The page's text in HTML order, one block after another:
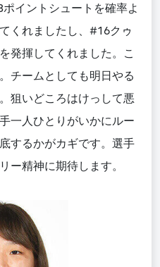
イントシュートを確率よ
くれましたし、#16クゥ
発揮してくれました。こ
チームとしても明日やる
狙いどころはけっして悪
一人ひとりがいかにルー
するかがカギです。選手
ー精神に期待します。